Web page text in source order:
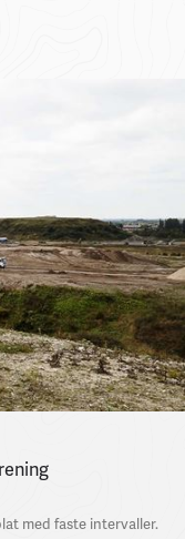
med faste intervaller.